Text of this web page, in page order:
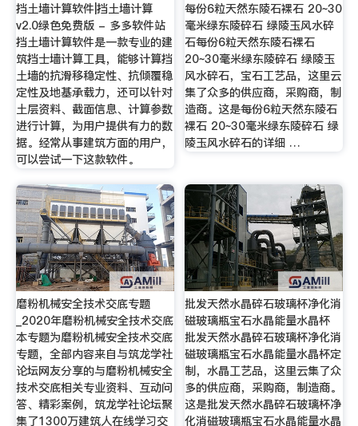
挡土墙计算软件|挡土墙计算
v2.0绿色免费版 - 多多软件站
挡土墙计算软件是一款专业的建
筑挡士墙计算工具，能够计算挡
土墙的抗滑移稳定性、抗倾覆稳
定性及地基承载力，还可以针对
土层资料、截面信息、计算参数
进行计算，为用户提供有力的数
据。经常从事建筑方面的用户，
可以尝试一下这款软件。
每份6粒天然东陵石裸石 20~30
毫米绿东陵碎石 绿陵玉风水碎
石每份6粒天然东陵石裸石
20~30毫米绿东陵碎石 绿陵玉
风水碎石，宝石工艺品，这里云
集了众多的供应商，采购商，制
造商。这是每份6粒天然东陵石
裸石 20~30毫米绿东陵碎石 绿
陵玉风水碎石的详细 …
磨粉机械安全技术交底专题
_2020年磨粉机械安全技术交底
本专题为磨粉机械安全技术交底
专题，全部内容来自与筑龙学社
论坛网友分享的与磨粉机械安全
技术交底相关专业资料、互动问
答、精彩案例，筑龙学社论坛聚
集了1300万建筑人在线学习交
批发天然水晶碎石玻璃杯净化消
磁玻璃瓶宝石水晶能量水晶杯
批发天然水晶碎石玻璃杯净化消
磁玻璃瓶宝石水晶能量水晶杯定
制，水晶工艺品，这里云集了众
多的供应商，采购商，制造商。
这是批发天然水晶碎石玻璃杯净
化消磁玻璃瓶宝石水晶能量水晶